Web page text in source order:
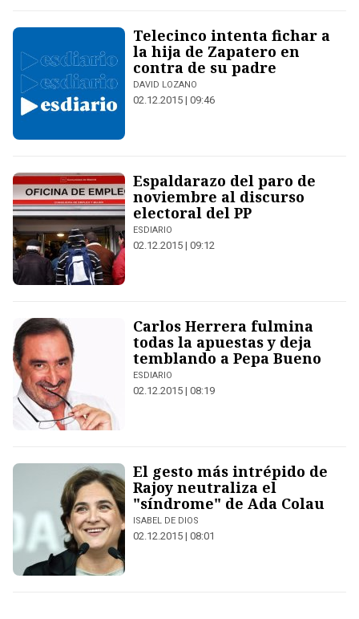
Telecinco intenta fichar a
la hija de Zapatero en
contra de su padre
DAVID LOZANO
02.12.2015 | 09:46
Espaldarazo del paro de
noviembre al discurso
electoral del PP
ESDIARIO
02.12.2015 | 09:12
Carlos Herrera fulmina
todas la apuestas y deja
temblando a Pepa Bueno
ESDIARIO
02.12.2015 | 08:19
El gesto más intrépido de
Rajoy neutraliza el
"síndrome" de Ada Colau
ISABEL DE DIOS
02.12.2015 | 08:01